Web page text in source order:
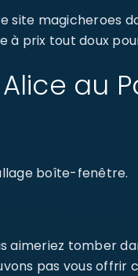
magicheroes
à prix tout doux
au
boîte-fenêtre.
aimeriez tomber
pas vous